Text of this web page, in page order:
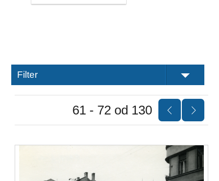
Filter
61 - 72 od 130